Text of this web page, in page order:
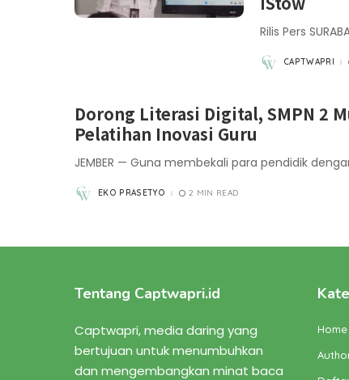
Rilis Pers
POSTED
BY
CAPTWAPRI
Dorong Literasi Digital, SMPN 2
Pelatihan Inovasi Guru
JEMBER — Guna membekali para pendidik
POSTED
BY
EKO PRASETYO 2 MIN READ
Tentang Captwapri.id
Captwapri, media daring yang
bertujuan untuk menumbuhkan
dan mengembangkan minat baca
Home